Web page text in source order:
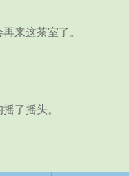
来这茶室了。
了摇头。